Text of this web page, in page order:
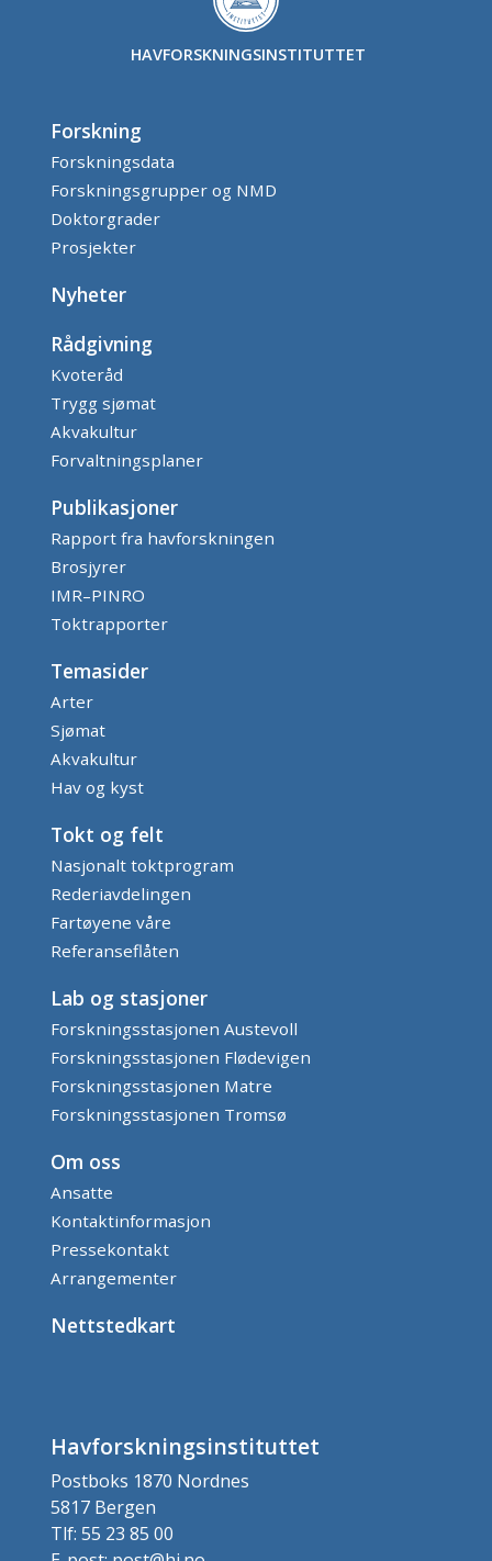
HAVFORSKNINGSINSTITUTTET
Forskning
Forskningsdata
Forskningsgrupper og NMD
Doktorgrader
Prosjekter
Nyheter
Rådgivning
Kvoteråd
Trygg sjømat
Akvakultur
Forvaltningsplaner
Publikasjoner
Rapport fra havforskningen
Brosjyrer
IMR–PINRO
Toktrapporter
Temasider
Arter
Sjømat
Akvakultur
Hav og kyst
Tokt og felt
Nasjonalt toktprogram
Rederiavdelingen
Fartøyene våre
Referanseflåten
Lab og stasjoner
Forskningsstasjonen Austevoll
Forskningsstasjonen Flødevigen
Forskningsstasjonen Matre
Forskningsstasjonen Tromsø
Om oss
Ansatte
Kontaktinformasjon
Pressekontakt
Arrangementer
Nettstedkart
Havforskningsinstituttet
Postboks 1870 Nordnes
5817 Bergen
Tlf: 55 23 85 00